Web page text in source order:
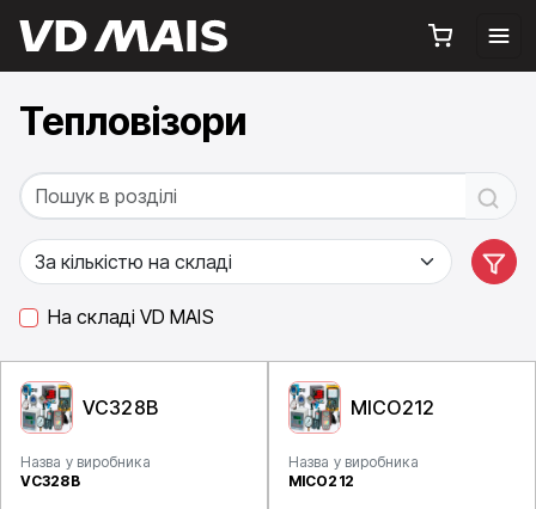
Тепловізори
На складі VD MAIS
VC328B
Назва у виробника
VC328B
MICO212
Назва у виробника
MICO212